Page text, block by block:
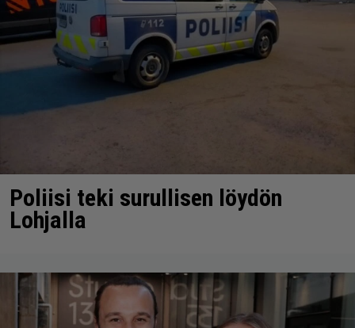
Poliisi teki surullisen löydön
Lohjalla